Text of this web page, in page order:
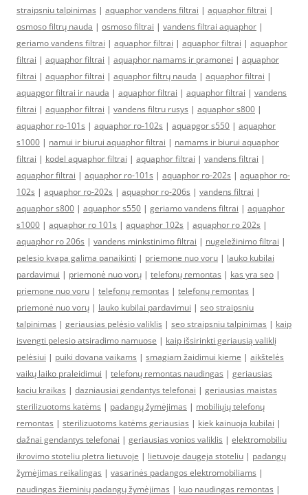
straipsniu talpinimas | aquaphor vandens filtrai | aquaphor filtrai |
osmoso filtrų nauda | osmoso filtrai | vandens filtrai aquaphor |
geriamo vandens filtrai | aquaphor filtrai | aquaphor filtrai | aquaphor
filtrai | aquaphor filtrai | aquaphor namams ir pramonei | aquaphor
filtrai | aquaphor filtrai | aquaphor filtrų nauda | aquaphor filtrai |
aquapgor filtrai ir nauda | aquaphor filtrai | aquaphor filtrai | vandens
filtrai | aquaphor filtrai | vandens filtru rusys | aquaphor s800 |
aquaphor ro-101s | aquaphor ro-102s | aquapgor s550 | aquaphor
s1000 | namui ir biurui aquaphor filtrai | namams ir biurui aquaphor
filtrai | kodel aquaphor filtrai | aquaphor filtrai | vandens filtrai |
aquaphor filtrai | aquaphor ro-101s | aquaphor ro-202s | aquaphor ro-
102s | aquaphor ro-202s | aquaphor ro-206s | vandens filtrai |
aquaphor s800 | aquaphor s550 | geriamo vandens filtrai | aquaphor
s1000 | aquaphor ro 101s | aquaphor 102s | aquaphor ro 202s |
aquaphor ro 206s | vandens minkstinimo filtrai | nugeležinimo filtrai |
pelesio kvapa galima panaikinti | priemone nuo voru | lauko kubilai
pardavimui | priemonė nuo vorų | telefonų remontas | kas yra seo |
priemone nuo voru | telefonų remontas | telefonų remontas |
priemonė nuo vorų | lauko kubilai pardavimui | seo straipsniu
talpinimas | geriausias pelėsio valiklis | seo straipsniu talpinimas | kaip
isvengti pelesio atsiradimo namuose | kaip išsirinkti geriausią valiklį
pelėsiui | puiki dovana vaikams | smagiam žaidimui kieme | aikštelės
vaikų laiko praleidimui | telefonų remontas naudingas | geriausias
kaciu kraikas | dazniausiai gendantys telefonai | geriausias maistas
sterilizuotoms katėms | padangų žymėjimas | mobiliųjų telefonų
remontas | sterilizuotoms katėms geriausias | kiek kainuoja kubilai |
dažnai gendantys telefonai | geriausias vonios valiklis | elektromobiliu
ikrovimo stoteliu pletra lietuvoje | lietuvoje daugeja stoteliu | padangų
žymėjimas reikalingas | vasarinės padangos elektromobiliams |
naudingas žieminių padangų žymėjimas | kuo naudingas remontas |